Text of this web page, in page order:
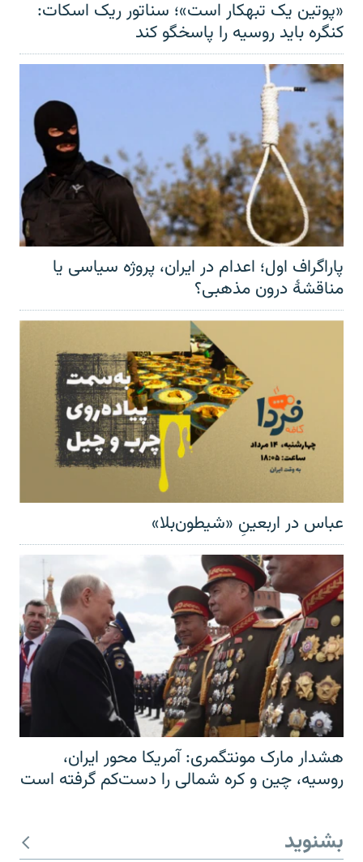
«پوتین یک تبهکار است»؛ سناتور ریک اسکات:
کنگره باید روسیه را پاسخگو کند
پاراگراف اول؛ اعدام در ایران، پروژه سیاسی یا
مناقشهٔ درون مذهبی؟
عباس در اربعینِ «شیطون‌بلا»
هشدار مارک مونتگمری: آمریکا محور ایران،
روسیه، چین و کره شمالی را دست‌کم گرفته است
بشنوید